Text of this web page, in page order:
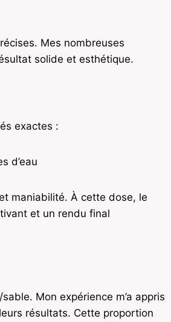
Mes nombreuses
solide et esthétique.
exactes :
d’eau
maniabilité. À cette dose, le
et un rendu final
Mon expérience m’a appris
résultats. Cette proportion